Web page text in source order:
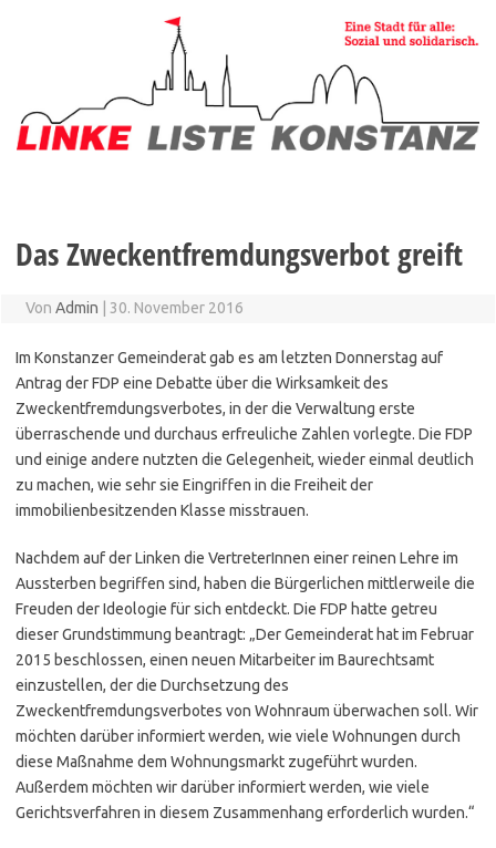
Das Zweckentfremdungsverbot greift
Von Admin 30. November 2016
Im Konstanzer Gemeinderat gab es am letzten Donnerstag auf
Antrag der FDP eine Debatte über die Wirksamkeit des
Zweckentfremdungsverbotes, in der die Verwaltung erste
überraschende und durchaus erfreuliche Zahlen vorlegte. Die FDP
und einige andere nutzten die Gelegenheit, wieder einmal deutlich
zu machen, wie sehr sie Eingriffen in die Freiheit der
immobilienbesitzenden Klasse misstrauen.
Nachdem auf der Linken die VertreterInnen einer reinen Lehre im
Aussterben begriffen sind, haben die Bürgerlichen mittlerweile die
Freuden der Ideologie für sich entdeckt. Die FDP hatte getreu
dieser Grundstimmung beantragt: „Der Gemeinderat hat im Februar
2015 beschlossen, einen neuen Mitarbeiter im Baurechtsamt
einzustellen, der die Durchsetzung des
Zweckentfremdungsverbotes von Wohnraum überwachen soll. Wir
möchten darüber informiert werden, wie viele Wohnungen durch
diese Maßnahme dem Wohnungsmarkt zugeführt wurden.
Außerdem möchten wir darüber informiert werden, wie viele
Gerichtsverfahren in diesem Zusammenhang erforderlich wurden.“